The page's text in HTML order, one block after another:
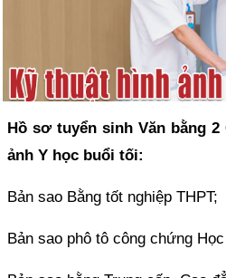
Hồ sơ tuyển sinh Văn bằng
ảnh Y học buổi tối:
Bản sao Bằng tốt nghiệp THPT;
Bản sao phô tô công chứng